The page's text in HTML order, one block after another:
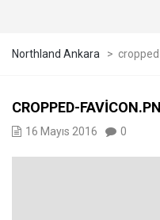
Northland Ankara >
CROPPED-
16 Mayıs 2016 0